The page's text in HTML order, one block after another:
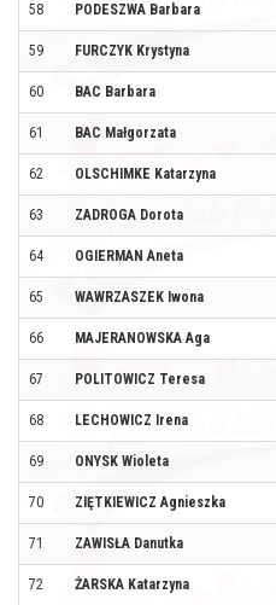
58 PODESZWA Barbara
59 FURCZYK Krystyna
60 BAC Barbara
61 BAC Małgorzata
62 OLSCHIMKE Katarzyna
63 ZADROGA Dorota
64 OGIERMAN Aneta
65 WAWRZASZEK Iwona
66 MAJERANOWSKA Aga
67 POLITOWICZ Teresa
68 LECHOWICZ Irena
69 ONYSK Wioleta
70 ZIĘTKIEWICZ Agnieszka
71 ZAWISŁA Danutka
72 ŻARSKA Katarzyna